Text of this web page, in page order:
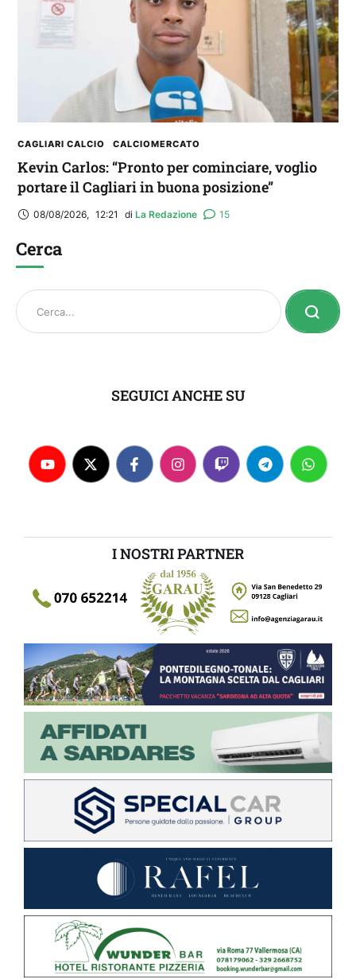
CAGLIARI CALCIO CALCIOMERCATO
Kevin Carlos: “Pronto per cominciare, voglio
portare il Cagliari in buona posizione”
08/08/2026, 12:21 di La Redazione 15
Cerca
SEGUICI ANCHE SU
I NOSTRI PARTNER